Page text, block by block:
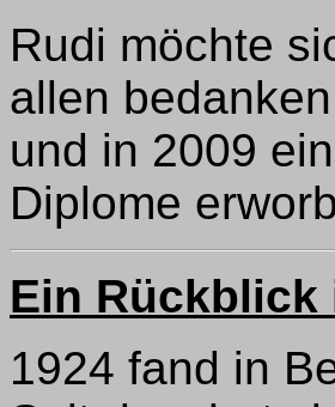
Rudi möchte
allen
und in 2009
Diplome
Ein Rückblick
1924 fand in